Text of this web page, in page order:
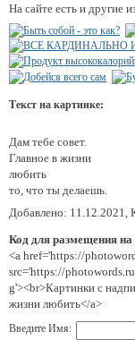
На сайте есть и другие
Текст на картинке:
Дам тебе совет.
Главное в жизни
любить
то, что ты делаешь.
Добавлено: 11.12.2021,
Код для размещения на
<a href='https://
src='https://
g'><br>Картинки с
жизни любить</a>
Введите Имя: